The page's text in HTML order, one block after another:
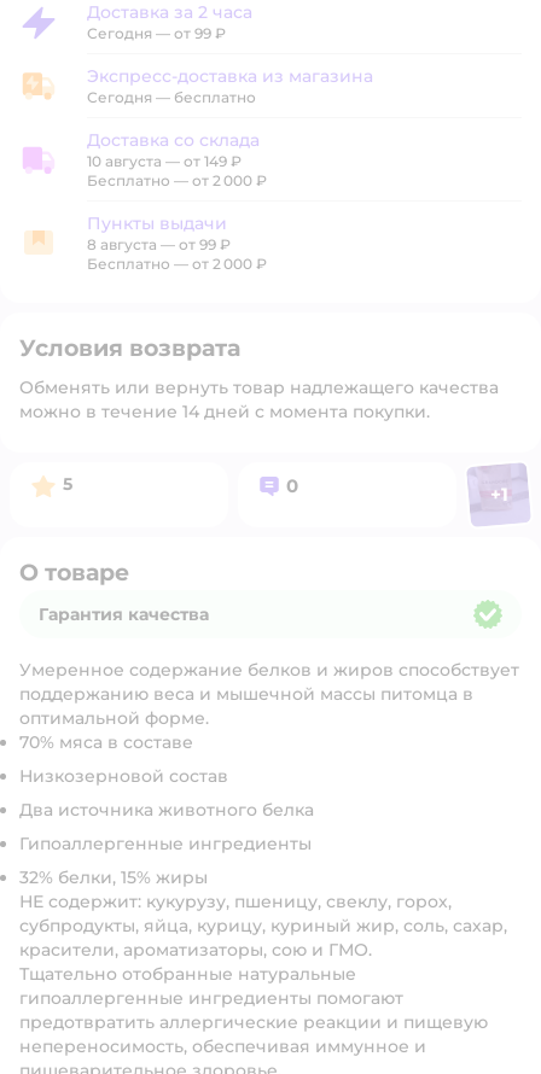
Доставка за 2 часа
Доставка за 2 часа
Сегодня — от 99 ₽
Экспресс-доставка из магазина
Экспресс-доставка из магазина
Сегодня — бесплатно
Доставка со склада
Доставка со склада
10 августа — от 149 ₽
Бесплатно — от 2 000 ₽
Пункты выдачи
Пункты выдачи
8 августа — от 99 ₽
Бесплатно — от 2 000 ₽
Условия возврата
Обменять или вернуть товар надлежащего качества
можно в течение 14 дней с момента покупки.
Рейтинг:
5 Вопросов:
0 Фото
+1
О товаре
Гарантия качества
Умеренное содержание белков и жиров способствует
поддержанию веса и мышечной массы питомца в
оптимальной форме.
70% мяса в составе
Низкозерновой состав
Два источника животного белка
Гипоаллергенные ингредиенты
32% белки, 15% жиры
НЕ содержит: кукурузу, пшеницу, свеклу, горох,
субпродукты, яйца, курицу, куриный жир, соль, сахар,
красители, ароматизаторы, сою и ГМО.
Тщательно отобранные натуральные
гипоаллергенные ингредиенты помогают
предотвратить аллергические реакции и пищевую
непереносимость, обеспечивая иммунное и